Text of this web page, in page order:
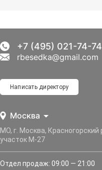
Москва
МО, г. Москва, Красногорский
участок М-27
Отдел продаж: 09:00 — 21:00
Написать директору
+7 (495) 021-74-74
rbesedka@gmail.com